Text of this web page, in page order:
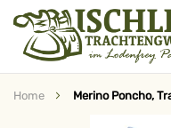
Home Merino Poncho,